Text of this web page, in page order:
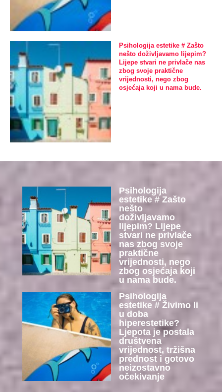
Psihologija estetike # Zašto
nešto doživljavamo lijepim?
Lijepe stvari ne privlače nas
zbog svoje praktične
vrijednosti, nego zbog
osjećaja koji u nama bude.
Psihologija
estetike # Zašto
nešto
doživljavamo
lijepim? Lijepe
stvari ne privlače
nas zbog svoje
praktične
vrijednosti, nego
zbog osjećaja koji
u nama bude.
Psihologija
estetike # Živimo li
u doba
hiperestetike?
Ljepota je postala
društvena
vrijednost, tržišna
prednost i gotovo
neizostavno
očekivanje